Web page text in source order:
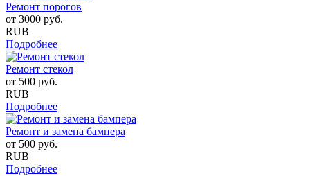
Ремонт порогов
от 3000 руб.
RUB
Подробнее
Ремонт стекол
от 500 руб.
RUB
Подробнее
Ремонт и замена бампера
от 500 руб.
RUB
Подробнее